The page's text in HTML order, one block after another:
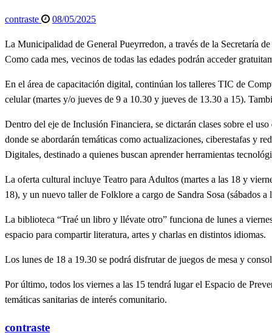
contraste
Publicado
08/05/2025
La Municipalidad de General Pueyrredon, a través de la Secretaría
Como cada mes, vecinos de todas las edades podrán acceder
En el área de capacitación digital, continúan los talleres TIC de
celular (martes y/o jueves de 9 a 10.30 y jueves de 13.30 a 15).
Dentro del eje de Inclusión Financiera, se dictarán clases sobre el
donde se abordarán temáticas como actualizaciones, ciberestafas y
Digitales, destinado a quienes buscan aprender herramientas
La oferta cultural incluye Teatro para Adultos (martes a las 18 y
18), y un nuevo taller de Folklore a cargo de Sandra Sosa (sábados
La biblioteca “Traé un libro y llévate otro” funciona de lunes a
espacio para compartir literatura, artes y charlas en distintos idiomas.
Los lunes de 18 a 19.30 se podrá disfrutar de juegos de mesa y
Por último, todos los viernes a las 15 tendrá lugar el Espacio de
temáticas sanitarias de interés comunitario.
contraste